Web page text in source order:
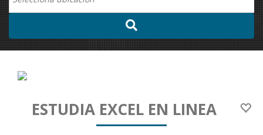
ESTUDIA EXCEL EN LINEA